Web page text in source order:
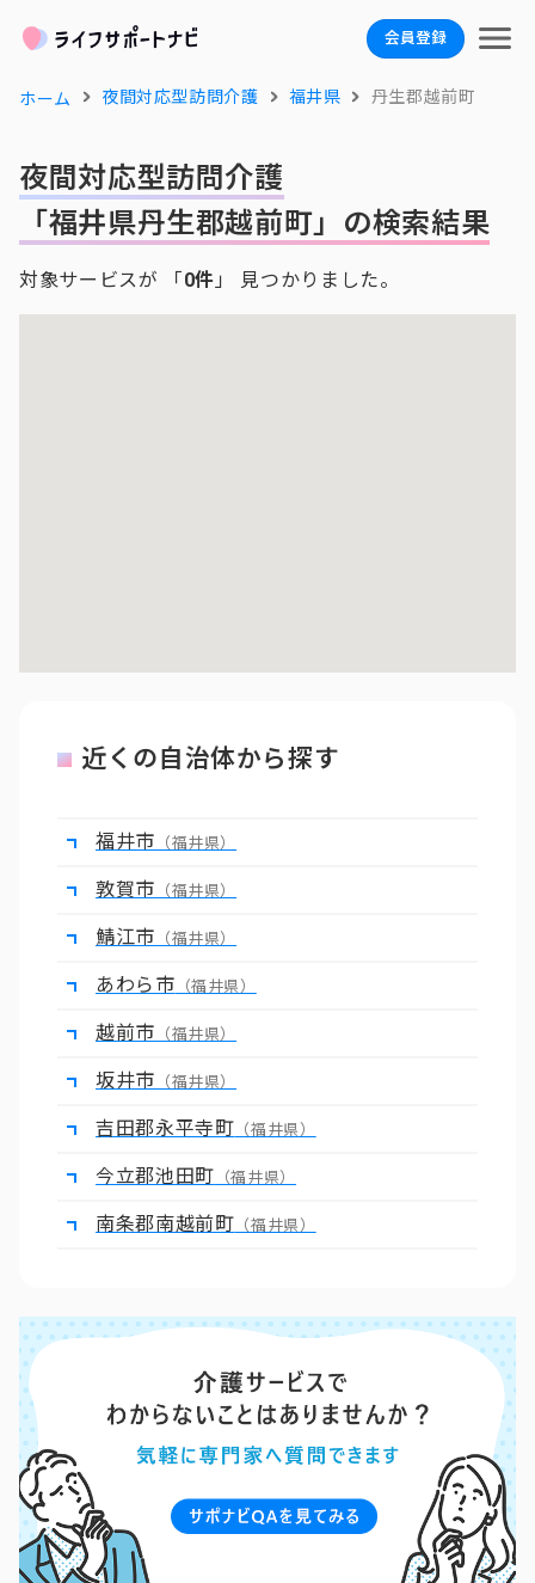
会員登録
ホーム 夜間対応型訪問介護 福井県 丹生郡越前町
夜間対応型訪問介護
「福井県丹生郡越前町」の検索結果
対象サービスが 「0件 」 見つかりました。
近くの自治体から探す
福井市 （福井県）
敦賀市 （福井県）
鯖江市 （福井県）
あわら市 （福井県）
越前市 （福井県）
坂井市 （福井県）
吉田郡永平寺町 （福井県）
今立郡池田町 （福井県）
南条郡南越前町 （福井県）